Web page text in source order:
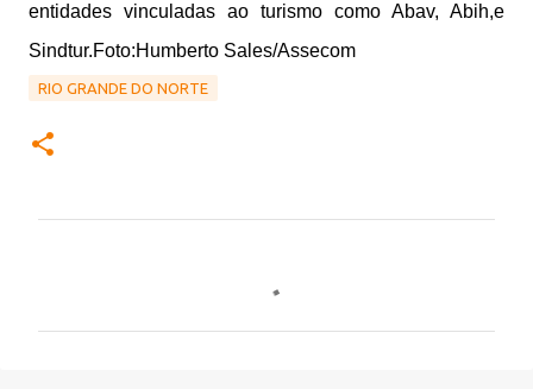
entidades vinculadas ao turismo como Abav, Abih,e
Sindtur.Foto:Humberto Sales/Assecom
RIO GRANDE DO NORTE